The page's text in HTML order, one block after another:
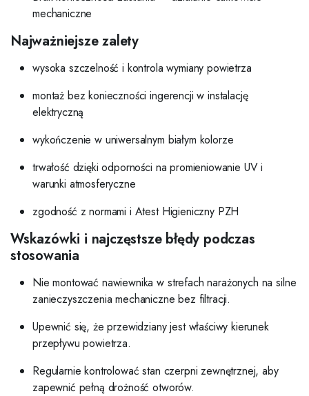
mechaniczne
Najważniejsze zalety
wysoka szczelność i kontrola wymiany powietrza
montaż bez konieczności ingerencji w instalację
elektryczną
wykończenie w uniwersalnym białym kolorze
trwałość dzięki odporności na promieniowanie UV i
warunki atmosferyczne
zgodność z normami i Atest Higieniczny PZH
Wskazówki i najczęstsze błędy podczas
stosowania
Nie montować nawiewnika w strefach narażonych na silne
zanieczyszczenia mechaniczne bez filtracji.
Upewnić się, że przewidziany jest właściwy kierunek
przepływu powietrza.
Regularnie kontrolować stan czerpni zewnętrznej, aby
zapewnić pełną drożność otworów.